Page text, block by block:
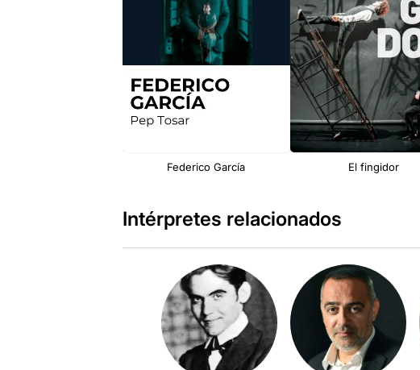
Federico García El fingidor
Intérpretes relacionados